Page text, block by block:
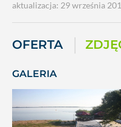
aktualizacja: 29 września
OFERTA
GALERIA